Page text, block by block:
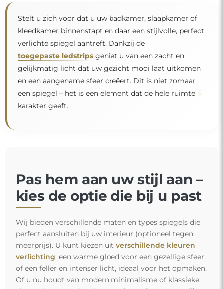
Stelt u zich voor dat u uw badkamer, slaapkamer of
kleedkamer binnenstapt en daar een stijlvolle, perfect
verlichte spiegel aantreft. Dankzij de
toegepaste ledstripsgeniet u van een zacht en
gelijkmatig licht dat uw gezicht mooi laat uitkomen
en een aangename sfeer creëert. Dit is niet zomaar
een spiegel – het is een element dat de hele ruimte
karakter geeft.
“
Pas hem aan uw stijl aan –
kies de optie die bij u past
Wij bieden verschillende maten en types spiegels die
perfect aansluiten bij uw interieur (optioneel tegen
meerprijs). U kunt kiezen uit verschillende kleuren
verlichting: een warme gloed voor een gezellige sfeer
of een feller en intenser licht, ideaal voor het opmaken.
Of u nu houdt van modern minimalisme of klassieke